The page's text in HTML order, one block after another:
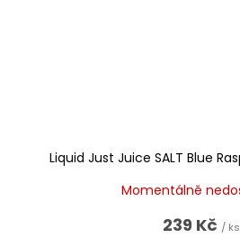
Liquid Just Juice SALT Blue
Momentálně
239 Kč / ks